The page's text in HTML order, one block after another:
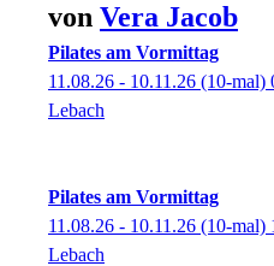
von Vera Jacob
Pilates am Vormittag
11.08.26 - 10.11.26 (10-mal)
Lebach
Pilates am Vormittag
11.08.26 - 10.11.26 (10-mal)
Lebach